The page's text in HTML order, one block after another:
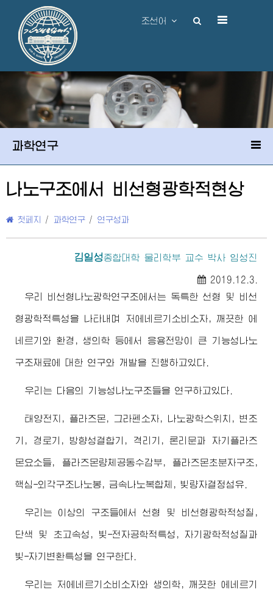
조선어
과학연구
나노구조에서 비선형광학적현상
첫페지 / 과학연구 / 연구성과
김일성종합대학 물리학부 교수 박사 임성진
2019.12.3.
우리 비선형나노광학연구조에서는 독특한 선형 및 비선
형광학적특성을 나타내며 저에네르기소비소자, 깨끗한 에
네르기와 환경, 생의학 등에서 응용전망이 큰 기능성나노
구조재료에 대한 연구와 개발을 진행하고있다.
우리는 다음의 기능성나노구조들을 연구하고있다.
태양전지, 플라즈몬, 그라펜소자, 나노광학스위치, 변조
기, 경로기, 방향성결합기, 격리기, 론리문과 자기플라즈
몬요소들, 플라즈몬량체공동수감부, 플라즈몬초분자구조,
핵심-외각구조나노봉, 금속나노복합체, 빛량자결정섬유.
우리는 이상의 구조들에서 선형 및 비선형광학적성질,
단색 및 초고속성, 빛-전자공학적특성, 자기광학적성질과
빛-자기변환특성을 연구한다.
우리는 저에네르기소비소자와 생의학, 깨끗한 에네르기